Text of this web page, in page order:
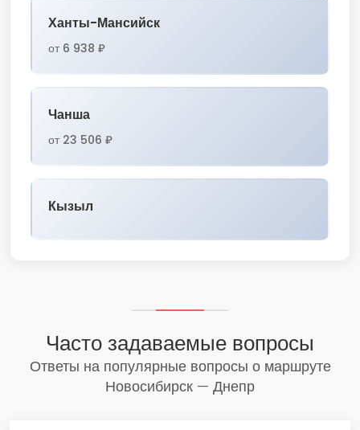
Ханты-Мансийск
от 6 938 ₽
Чанша
от 23 506 ₽
Кызыл
Часто задаваемые вопросы
Ответы на популярные вопросы о маршруте
Новосибирск — Днепр